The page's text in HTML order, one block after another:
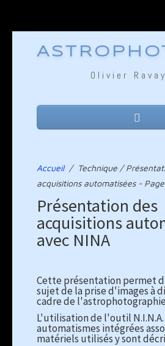
Olivier
Equipement
Galerie
Liens
Accueil/ Technique /
acquisitions automatisées - Page
Présentation des
acquisitions
avec NINA
Cette présentation permet
sujet de la prise d'images à
cadre de
L'utilisation de l'outil N.I.N.A.
automatismes intégrées
matériels utilisés y sont